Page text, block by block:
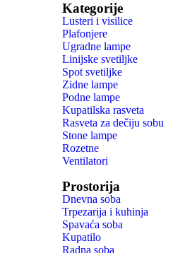
Kategorije
Lusteri i visilice
Plafonjere
Ugradne lampe
Linijske svetiljke
Spot svetiljke
Zidne lampe
Podne lampe
Kupatilska rasveta
Rasveta za dečiju sobu
Stone lampe
Rozetne
Ventilatori
Prostorija
Dnevna soba
Trpezarija i kuhinja
Spavaća soba
Kupatilo
Radna soba